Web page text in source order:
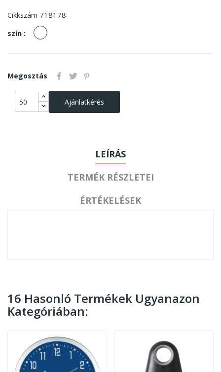
Cikkszám 718178
szín :
fehér
Megosztás
Ajánlatkérés
LEÍRÁS
TERMÉK RÉSZLETEI
ÉRTÉKELÉSEK
16 Hasonló Termékek Ugyanazon
Kategóriában: